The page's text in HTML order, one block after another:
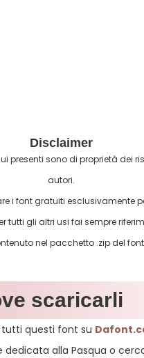
Disclaimer
presenti sono di proprietà dei
autori.
i font gratuiti esclusivamente
tutti gli altri usi fai sempre
nel pacchetto .zip del
scaricarli
tutti questi font su
dedicata alla Pasqua o